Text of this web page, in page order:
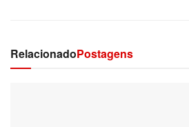
RelacionadoPostagens